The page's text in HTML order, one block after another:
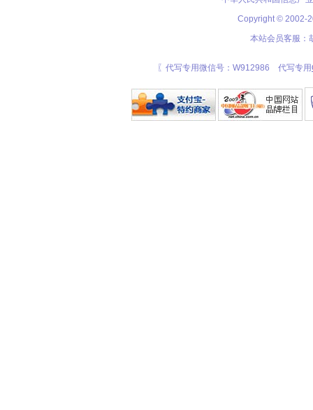
Copyright © 2002-
本站会员客服：
〖代写专用微信号：W912986 代写专用